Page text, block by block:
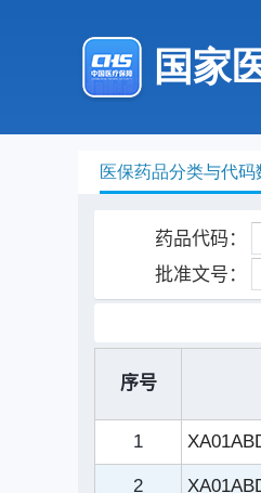
国家
医保药品分类与代码